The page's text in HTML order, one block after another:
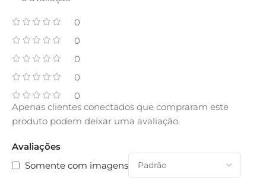
0
0
0
0
0
Avaliações
Somente com imagens
Apenas clientes conectados que compraram este
produto podem deixar uma avaliação.